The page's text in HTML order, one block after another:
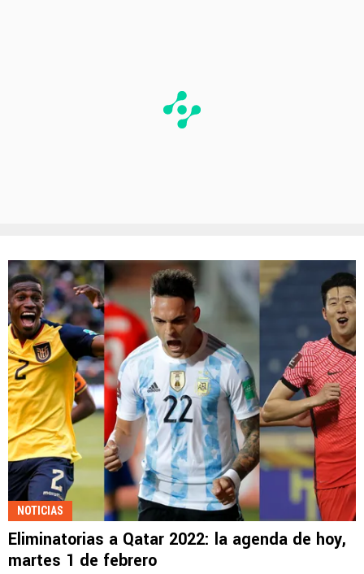
NOTICIAS
Eliminatorias a Qatar 2022: la agenda de hoy,
martes 1 de febrero